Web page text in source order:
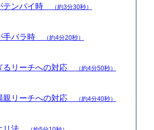
テンパイ時 （約3分30秒）
手バラ時 （約4分20秒）
るリーチへの対応 （約4分50秒）
親リーチへの対応 （約4分40秒）